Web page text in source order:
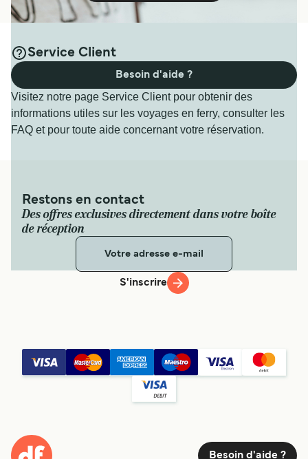
Service Client
Visitez notre page Service Client pour obtenir des
informations utiles sur les voyages en ferry, consulter les
FAQ et pour toute aide concernant votre réservation.
Besoin d'aide ?
Restons en contact
Des offres exclusives directement dans votre boîte
de réception
S'inscrire
Besoin d'aide ?